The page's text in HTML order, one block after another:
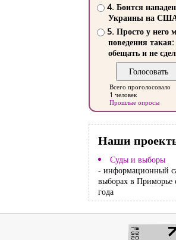
4. Боится
Украины на
5. Просто у него
поведения такая:
обещать и не
Всего проголосовало
1 человек
Прошлые опросы
Наши
Суды и выборы
- информационный
выборах в Приморье
года